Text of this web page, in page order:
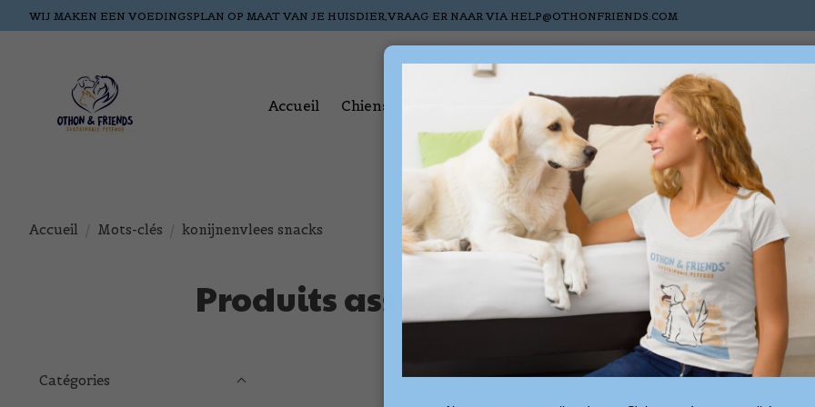
WIJ MAKEN EEN VOEDINGSPLAN OP MAAT VAN JE HUISDIER,VRAAG ER NAAR VIA HELP@OTHONFRIENDS.COM
Accueil Chiens Chevaux Nieuw Sale Cartes-
Accueil Mots-clés konijnenvlees snacks
Produits associés au mot-clé
Catégories 1